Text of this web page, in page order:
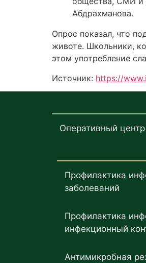
Абдрахманова.
Опрос показал, что
животе. Школьники,
этом употребление
Источник: https://
Оперативный центр
Профилактика
заболеваний
Профилактика
инфекционный
Антимикробная